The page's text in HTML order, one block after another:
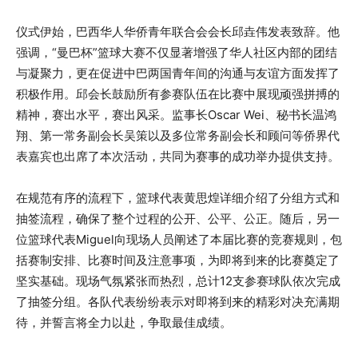
仪式伊始，巴西华人华侨青年联合会会长邱垚伟发表致辞。他
强调，“曼巴杯”篮球大赛不仅显著增强了华人社区内部的团结
与凝聚力，更在促进中巴两国青年间的沟通与友谊方面发挥了
积极作用。邱会长鼓励所有参赛队伍在比赛中展现顽强拼搏的
精神，赛出水平，赛出风采。监事长Oscar Wei、秘书长温鸿
翔、第一常务副会长吴策以及多位常务副会长和顾问等侨界代
表嘉宾也出席了本次活动，共同为赛事的成功举办提供支持。
在规范有序的流程下，篮球代表黄思煌详细介绍了分组方式和
抽签流程，确保了整个过程的公开、公平、公正。随后，另一
位篮球代表Miguel向现场人员阐述了本届比赛的竞赛规则，包
括赛制安排、比赛时间及注意事项，为即将到来的比赛奠定了
坚实基础。现场气氛紧张而热烈，总计12支参赛球队依次完成
了抽签分组。各队代表纷纷表示对即将到来的精彩对决充满期
待，并誓言将全力以赴，争取最佳成绩。